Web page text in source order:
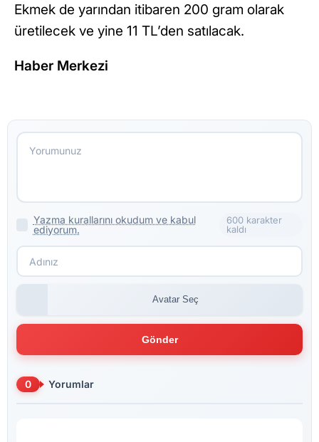
Ekmek de yarından itibaren 200 gram olarak
üretilecek ve yine 11 TL’den satılacak.
Haber Merkezi
Yazma kurallarını okudum ve kabul
ediyorum.
600 karakter
kaldı
Avatar Seç
Gönder
0 Yorumlar